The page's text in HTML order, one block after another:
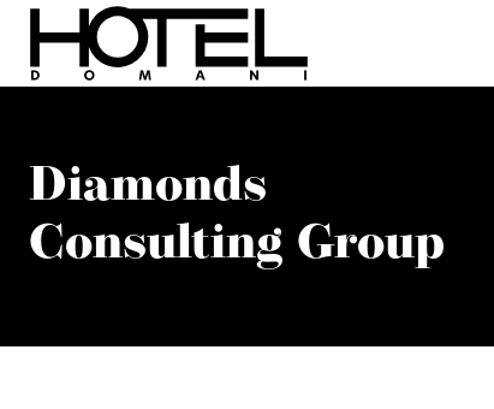
Diamonds
Consulting Group